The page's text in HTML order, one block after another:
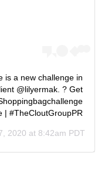
is a new challenge in
@lilyermak. ? Get
| #TheCloutGroupPR
2020 at 8:42am PDT